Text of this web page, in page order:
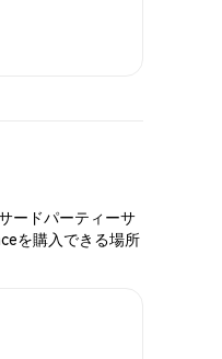
ードパーティーサ
を購入できる場所